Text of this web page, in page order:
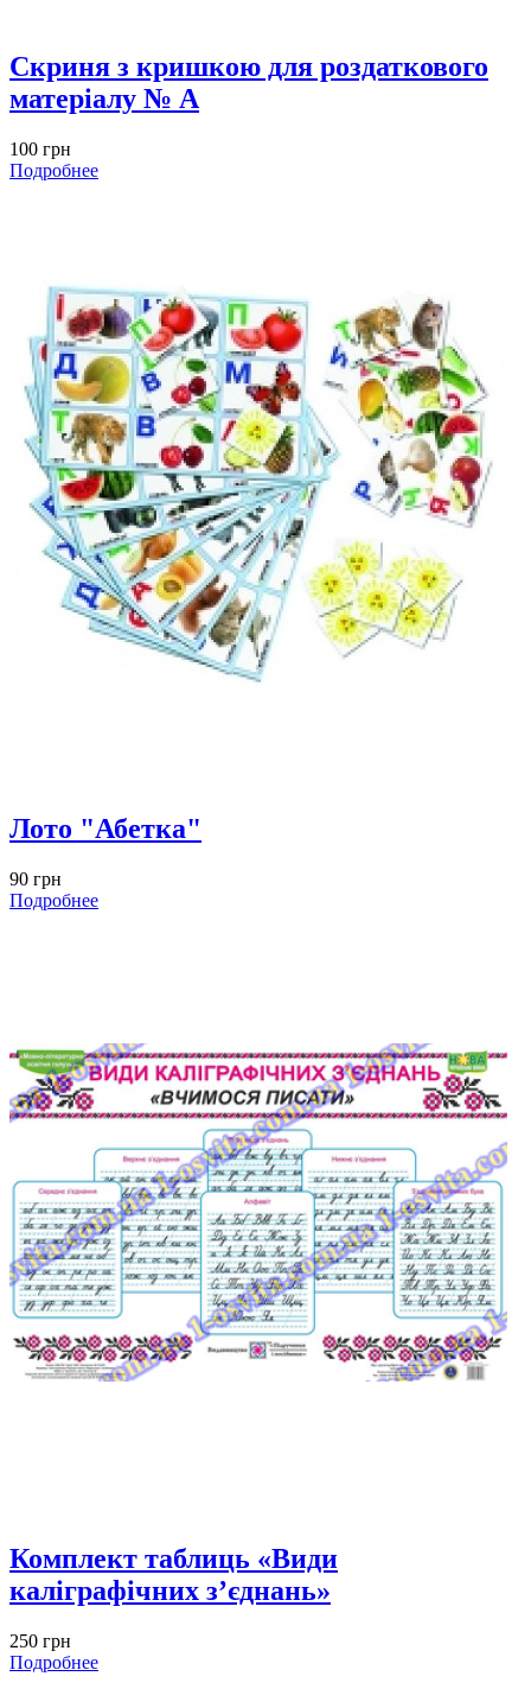
Скриня з кришкою для роздаткового
матеріалу № A
100 грн
Подробнее
Лото "Абетка"
90 грн
Подробнее
Комплект таблиць «Види
каліграфічних з’єднань»
250 грн
Подробнее